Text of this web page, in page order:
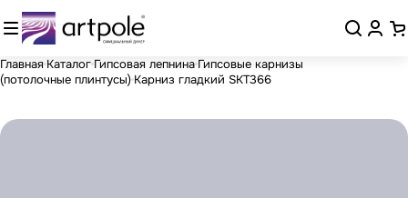
Главная Каталог Гипсовая лепнина Гипсовые карнизы
(потолочные плинтусы) Карниз гладкий SKT366